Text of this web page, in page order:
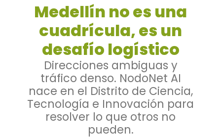
Medellín no es una
cuadrícula, es un
desafío logístico
Direcciones ambiguas y
tráfico denso. NodoNet AI
nace en el Distrito de Ciencia,
Tecnología e Innovación para
resolver lo que otros no
pueden.